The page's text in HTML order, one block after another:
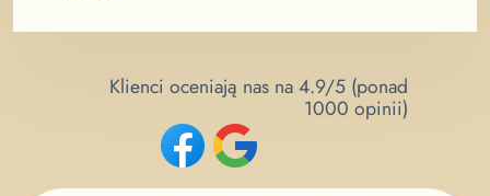
Klienci oceniają nas na 4.9/5 (ponad
1000 opinii)